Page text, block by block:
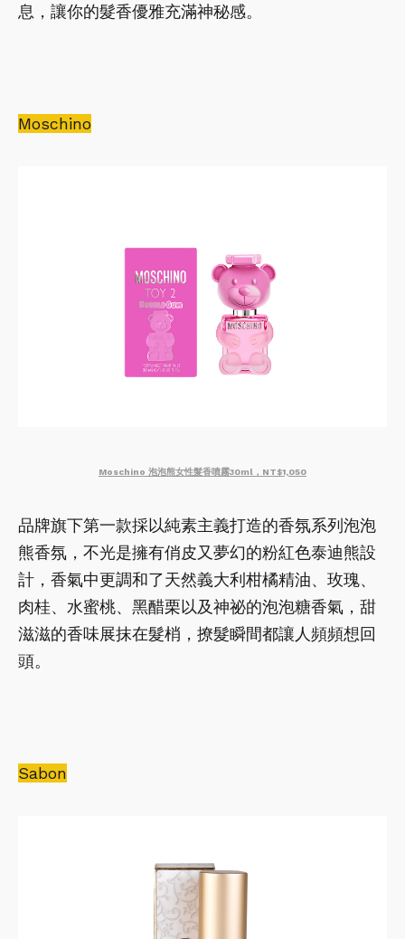
息，讓你的髮香優雅充滿神秘感。
Moschino
Moschino 泡泡熊女性髮香噴霧30ml，NT$1,050
品牌旗下第一款採以純素主義打造的香氛系列泡泡
熊香氛，不光是擁有俏皮又夢幻的粉紅色泰迪熊設
計，香氣中更調和了天然義大利柑橘精油、玫瑰、
肉桂、水蜜桃、黑醋栗以及神祕的泡泡糖香氣，甜
滋滋的香味展抹在髮梢，撩髮瞬間都讓人頻頻想回
頭。
Sabon